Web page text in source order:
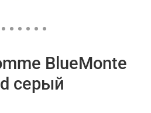
BlueMonte
серый